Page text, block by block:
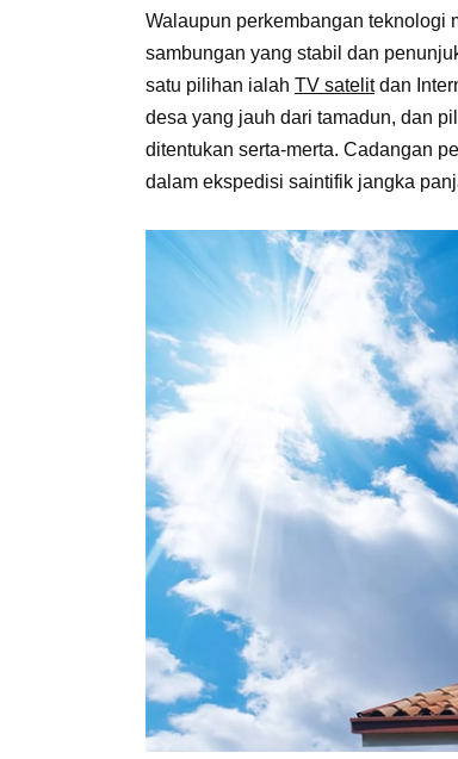
Walaupun perkembangan teknologi
sambungan yang stabil dan
satu pilihan ialah TV satelitdan
desa yang jauh dari tamadun, dan
ditentukan serta-merta. Cadangan
dalam ekspedisi saintifik jangka